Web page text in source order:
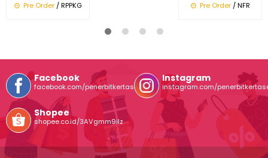
Pre Order/ RPPKG Pre Order/ NFR
Facebook
facebook.com/penerbitkertasentuh
Instagram
instagram.com/
Shopee
shopee.co.id/3AVgmm9ilz